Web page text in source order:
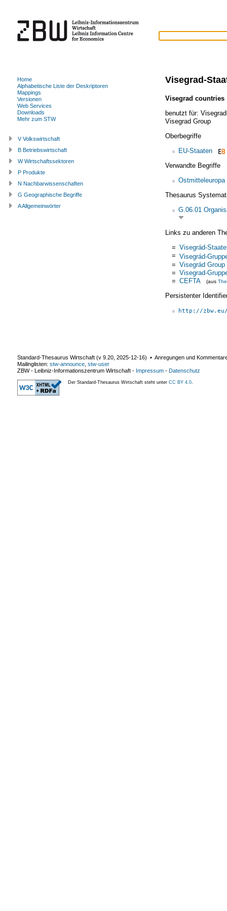
Visegrad-
Visegrad countries
benutzt für:
Visegrad Group
Oberbegriffe
EU-Staaten
Verwandte Begriffe
Ostmitteleuropa
Thesaurus
G.06.01
Links zu anderen
= Visegrád-
= Visegrád-
= Visegrád Group
= Visegrad-
= CEFTA (aus
Persistenter
http://
Home
Alphabetische Liste der Deskriptoren
Mappings
Versionen
Web Services
Downloads
Mehr zum STW
V Volkswirtschaft
B Betriebswirtschaft
W Wirtschaftssektoren
P Produkte
N Nachbarwissenschaften
G Geographische Begriffe
A Allgemeinwörter
Standard-Thesaurus Wirtschaft (v 9.20 2025-12-16) ▪ Anregungen und
Mailinglisten: stw-announce stw-user
ZBW - Leibniz-Informationszentrum Wirtschaft - Impressum - Datenschutz
Der Standard-Thesaurus Wirtschaft steht unter CC BY 4.0